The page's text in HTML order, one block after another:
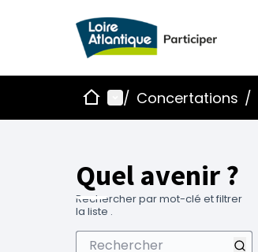
AccueilMenu principal
/ Concertations /
Quel avenir ?
Rechercher par mot-clé et filtrer
la liste .